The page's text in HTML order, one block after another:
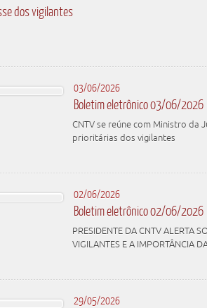
dos vigilantes
03/06/2026
Boletim eletrônico 03/06/2026
CNTV se reúne com Ministro da
prioritárias dos vigilantes
02/06/2026
Boletim eletrônico 02/06/2026
PRESIDENTE DA CNTV ALERTA
VIGILANTES E A IMPORTÂNCIA
29/05/2026